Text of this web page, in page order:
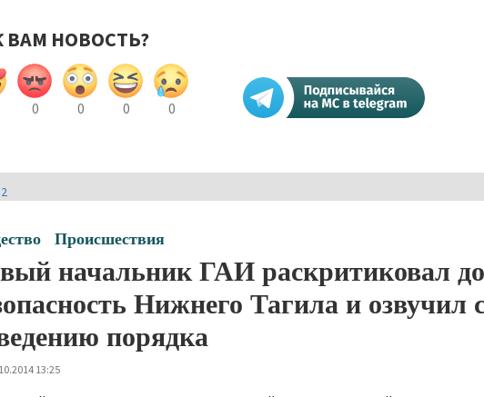
ВАМ НОВОСТЬ?
0 0 0 0
Происшествия
начальник ГАИ раскритиковал
Нижнего Тагила и озвучил
порядка
13:25